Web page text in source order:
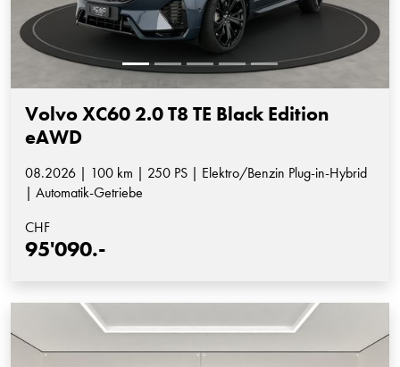
Volvo XC60 2.0 T8 TE Black Edition
eAWD
08.2026 | 100 km | 250 PS | Elektro/Benzin Plug-in-Hybrid
| Automatik-Getriebe
CHF
95'090.-